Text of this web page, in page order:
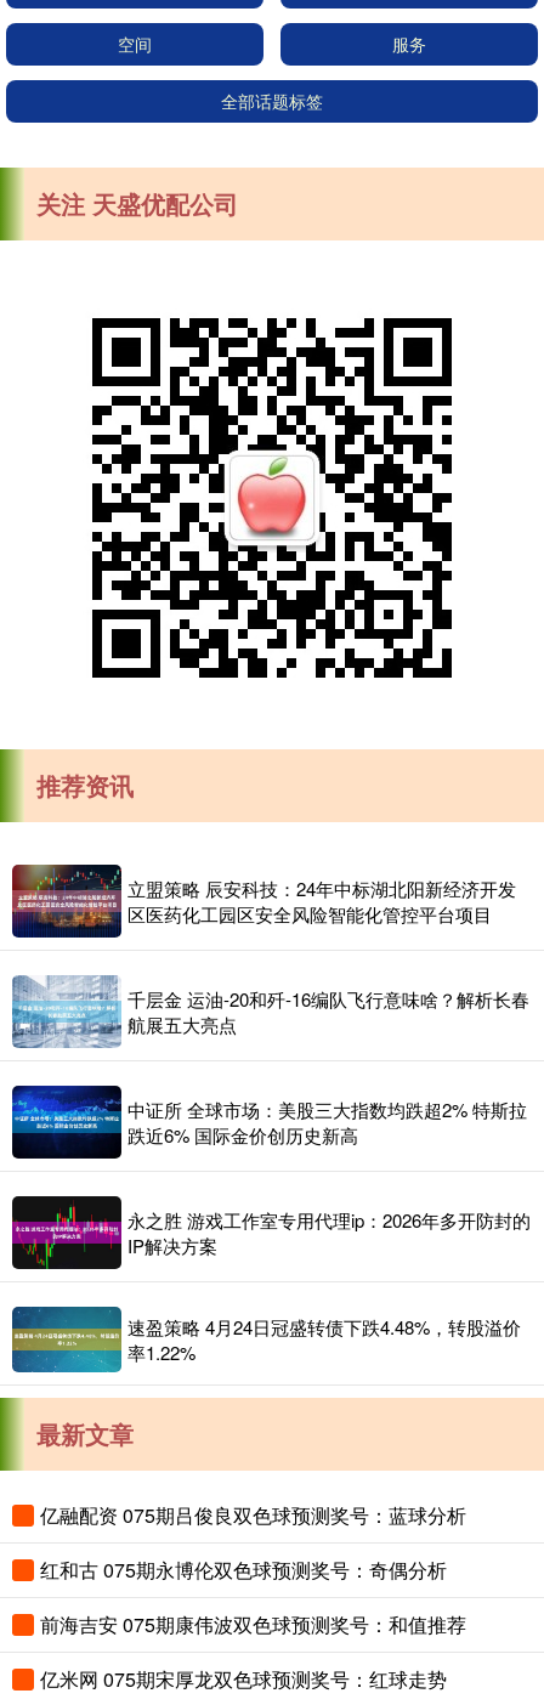
空间 服务
全部话题标签
关注 天盛优配公司
推荐资讯
立盟策略 辰安科技：24年中标湖北阳新经济开发
区医药化工园区安全风险智能化管控平台项目
千层金 运油-20和歼-16编队飞行意味啥？解析长春
航展五大亮点
中证所 全球市场：美股三大指数均跌超2% 特斯拉
跌近6% 国际金价创历史新高
永之胜 游戏工作室专用代理ip：2026年多开防封的
IP解决方案
速盈策略 4月24日冠盛转债下跌4.48%，转股溢价
率1.22%
最新文章
亿融配资 075期吕俊良双色球预测奖号：蓝球分析
红和古 075期永博伦双色球预测奖号：奇偶分析
前海吉安 075期康伟波双色球预测奖号：和值推荐
亿米网 075期宋厚龙双色球预测奖号：红球走势